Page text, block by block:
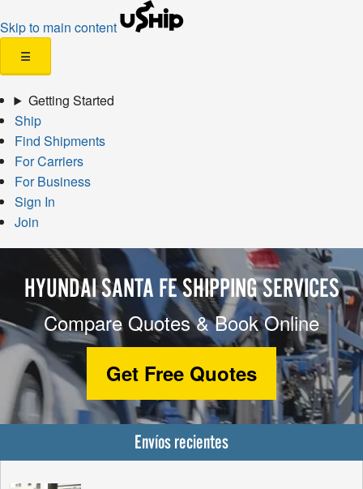
Skip to main content
☰
Getting Started
Ship
Find Shipments
For Carriers
For Business
Sign In
Join
HYUNDAI SANTA FE SHIPPING SERVICES
Compare Quotes & Book Online
Get Free Quotes
Envíos recientes